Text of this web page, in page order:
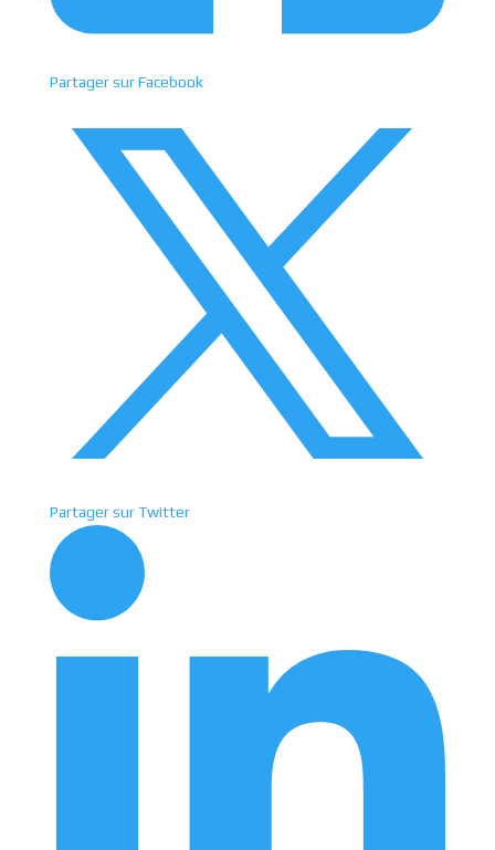
Partager sur Facebook
Partager sur Twitter